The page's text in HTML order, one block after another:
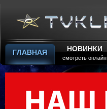
ГЛАВНАЯ НОВИНКИ
смотреть онлайн